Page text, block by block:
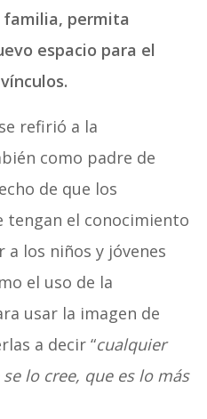
permita
espacio para el
refirió a la
como padre de
de que los
tengan el conocimiento
los niños y jóvenes
el uso de la
usar la imagen de
a decir “cualquier
lo cree, que es lo más